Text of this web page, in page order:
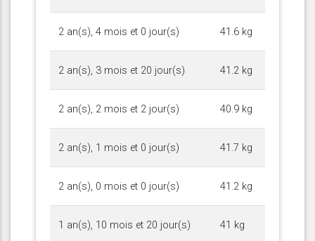
2 an(s), 4 mois et 0 jour(s) 41.6 kg
2 an(s), 3 mois et 20 jour(s) 41.2 kg
2 an(s), 2 mois et 2 jour(s) 40.9 kg
2 an(s), 1 mois et 0 jour(s) 41.7 kg
2 an(s), 0 mois et 0 jour(s) 41.2 kg
1 an(s), 10 mois et 20 jour(s) 41 kg